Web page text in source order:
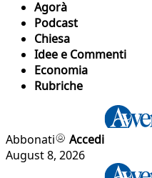
Agorà
Podcast
Chiesa
Idee e Commenti
Economia
Rubriche
Abbonati
Accedi
August 8, 2026